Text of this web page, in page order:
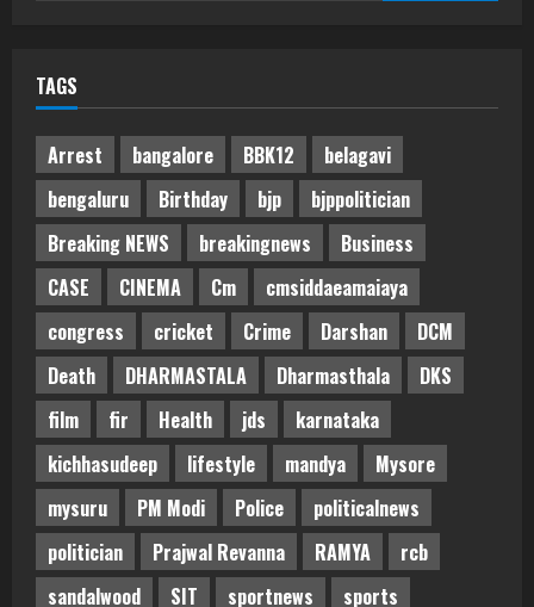
TAGS
Arrest bangalore BBK12
belagavi
bengaluru
Birthday bjp
bjppolitician
Breaking NEWS
breakingnews
Business
CASE
CINEMA Cm
cmsiddaeamaiaya
congress
cricket Crime Darshan
DCM
Death
DHARMASTALA Dharmasthala
DKS
film
fir Health jds
karnataka
kichhasudeep
lifestyle mandya
Mysore
mysuru
PM Modi Police
politicalnews
politician
Prajwal Revanna RAMYA
rcb
sandalwood
SIT sportnews sports